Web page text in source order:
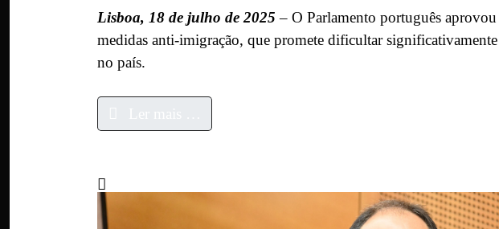
Lisboa, 18 de julho de 2025 – O Parlamento português
medidas anti-imigração, que promete dificultar significativamente
no país.